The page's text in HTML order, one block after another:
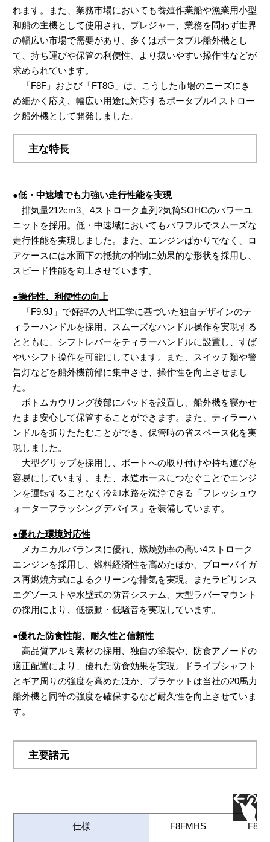
れます。また、業務市場においても養殖作業船や漁業用小型
和船の主機として使用され、プレジャー、業務を問わず世界
の幅広い市場で需要があり、多くはポータブル船外機とし
て、持ち運びや保管の利便性、より扱いやすい操作性などが
求められています。
「F8F」および「FT8G」は、こうした市場のニーズにき
め細かく応え、幅広い用途に対応するポータブル4 ストロー
ク船外機として開発しました。
主な特長
●低・中速域でも力強い走行性能を実現
排気量212cm3、4ストローク直列2気筒SOHCのパワーユ
ニットを採用。低・中速域においてもパワフルでスムーズな
走行性能を実現しました。また、エンジンばかりでなく、ロ
アケースには水面下の抵抗の抑制に効果的な形状を採用し、
スピード性能を向上させています。
●操作性、利便性の向上
「F9.9J」で好評の人間工学に基づいた独自デザインのテ
ィラーハンドルを採用。スムーズなハンドル操作を実現する
とともに、シフトレバーをティラーハンドルに設置し、すば
やいシフト操作を可能にしています。また、スイッチ類や警
告灯などを船外機前部に集中させ、操作性を向上させまし
た。
ボトムカウリング後部にパッドを設置し、船外機を寝かせ
たまま安心して保管することができます。また、ティラーハ
ンドルを折りたたむことができ、保管時の省スペース化を実
現しました。
大型グリップを採用し、ボートへの取り付けや持ち運びを
容易にしています。また、水道ホースにつなぐことでエンジ
ンを運転することなく冷却水路を洗浄できる「フレッシュウ
ォーターフラッシングデバイス」を装備しています。
●優れた環境対応性
メカニカルバランスに優れ、燃焼効率の高い4ストローク
エンジンを採用し、燃料経済性を高めたほか、ブローバイガ
ス再燃焼方式によるクリーンな排気を実現。またラビリンス
エグゾーストや水壁式の防音システム、大型ラバーマウント
の採用により、低振動・低騒音を実現しています。
●優れた防食性能、耐久性と信頼性
高品質アルミ素材の採用、独自の塗装や、防食アノードの
適正配置により、優れた防食効果を実現。ドライブシャフト
とギア周りの強度を高めたほか、ブラケットは当社の20馬力
船外機と同等の強度を確保するなど耐久性を向上させていま
す。
主要諸元
仕様 F8FMHS